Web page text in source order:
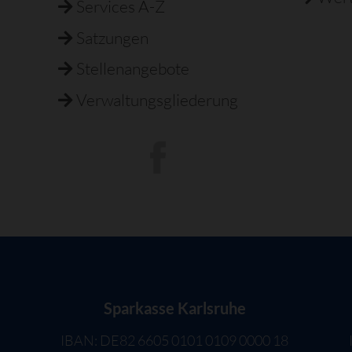
Services A-Z
Satzungen
Stellenangebote
Verwaltungsgliederung
Sparkasse Karlsruhe
IBAN: DE82 6605 0101 0109 0000 18